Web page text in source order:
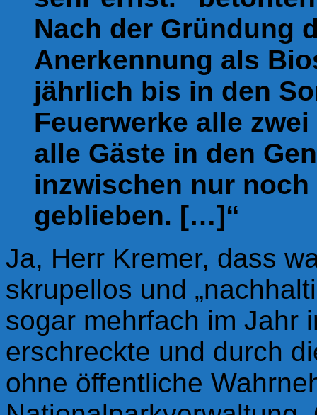
Nach der Gründung
Anerkennung als
jährlich bis in den
Feuerwerke alle
alle Gäste in den
inzwischen nur
geblieben. […]“
Ja, Herr Kremer, dass
skrupellos und
sogar mehrfach im Jahr
erschreckte und durch
ohne öffentliche